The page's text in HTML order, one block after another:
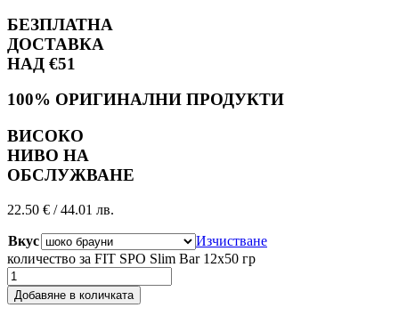
БЕЗПЛАТНА
ДОСТАВКА
НАД €51
100% ОРИГИНАЛНИ ПРОДУКТИ
ВИСОКО
НИВО НА
ОБСЛУЖВАНЕ
22.50 € / 44.01 лв.
Вкус
Изчистване
количество за FIT SPO Slim Bar 12x50 гр
Добавяне в количката